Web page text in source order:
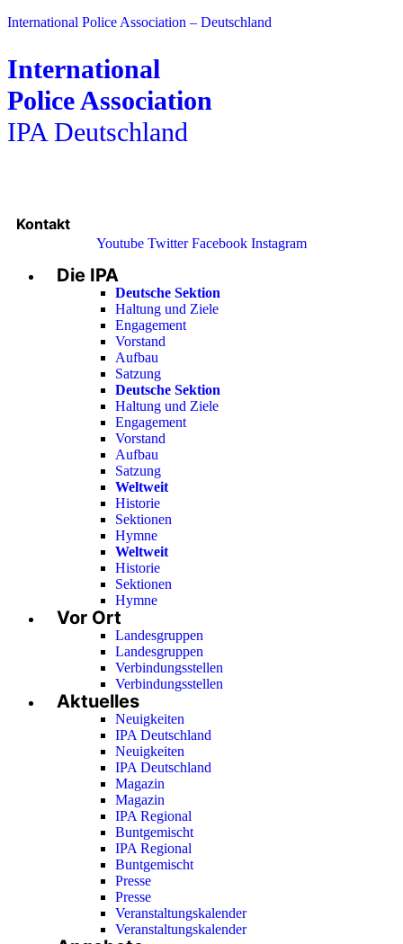
International Police Association – Deutschland
International
Police Association
IPA Deutschland
Kontakt
Youtube Twitter Facebook Instagram
Menu
Die IPA
Deutsche Sektion
Haltung und Ziele
Engagement
Vorstand
Aufbau
Satzung
Deutsche Sektion
Haltung und Ziele
Engagement
Vorstand
Aufbau
Satzung
Weltweit
Historie
Sektionen
Hymne
Weltweit
Historie
Sektionen
Hymne
Vor Ort
Landesgruppen
Landesgruppen
Verbindungsstellen
Verbindungsstellen
Aktuelles
Neuigkeiten
IPA Deutschland
Neuigkeiten
IPA Deutschland
Magazin
Magazin
IPA Regional
Buntgemischt
IPA Regional
Buntgemischt
Presse
Presse
Veranstaltungskalender
Veranstaltungskalender